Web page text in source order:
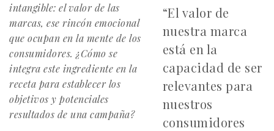
“El valor de
nuestra marca
está en la
capacidad de ser
relevantes para
nuestros
consumidores
intangible: el valor de las
marcas, ese rincón emocional
que ocupan en la mente de los
consumidores. ¿Cómo se
integra este ingrediente en la
receta para establecer los
objetivos y potenciales
resultados de una campaña?